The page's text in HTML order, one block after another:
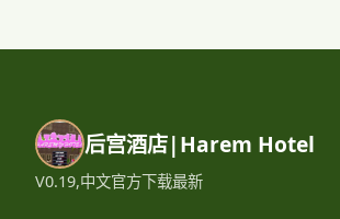
后宫酒店|Harem Hotel
V0.19,中文官方下载最新